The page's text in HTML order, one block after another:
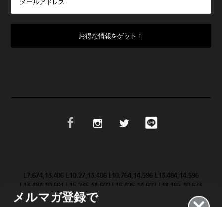
L7.674,13.406 L10.27,13.406 L10.764,14.596 L13.484,14.596
L13.484,10.661 L15.235,14.602 L16.425,14.602 L18.165,10.673
L18.165,14.603 L19.623,14.603 L19.647,9.083 L19.646,9.084 Z
M28.986,11.852 L31.517,9.084 L29.695,9.084 L28.094,10.81
メルマガ登録で